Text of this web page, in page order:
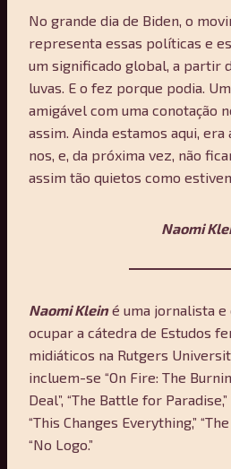
No grande dia de Biden, o
representa essas políticas e
um significado global, a partir
luvas. E o fez porque podia.
amigável com uma conotação
assim. Ainda estamos aqui,
nos, e, da próxima vez, não
assim tão quietos como
Naomi
Naomi Kleiné uma jornalista e
ocupar a cátedra de Estudos
midiáticos na Rutgers
incluem-se “On Fire: The
Deal”, “The Battle for
“This Changes Everything,”
“No Logo.”